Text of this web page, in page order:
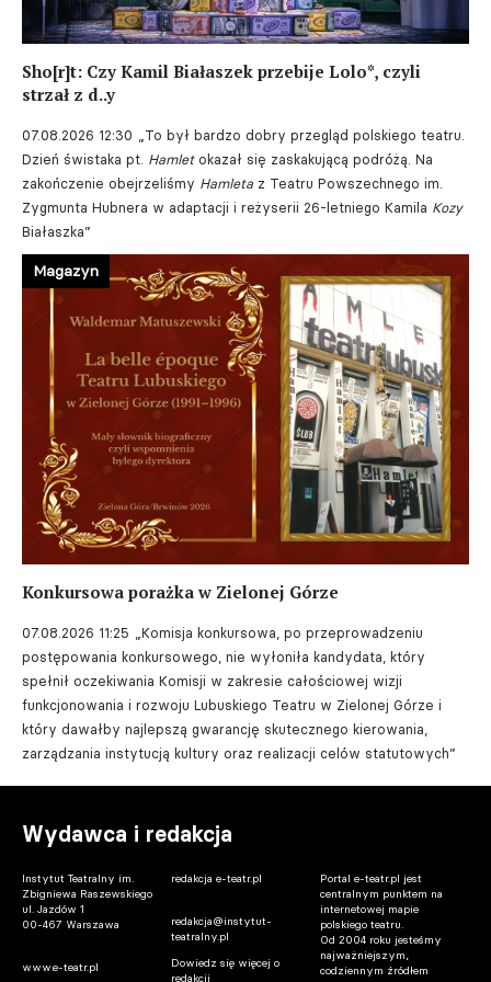
Sho[r]t: Czy Kamil Białaszek przebije Lolo*, czyli
strzał z d..y
07.08.2026 12:30
„To był bardzo dobry przegląd polskiego teatru.
Dzień świstaka pt. Hamletokazał się zaskakującą podróżą. Na
zakończenie obejrzeliśmy Hamleta z Teatru Powszechnego im.
Zygmunta Hubnera w adaptacji i reżyserii 26-letniego Kamila Kozy
Białaszka”
Konkursowa porażka w Zielonej Górze
07.08.2026 11:25
„Komisja konkursowa, po przeprowadzeniu
postępowania konkursowego, nie wyłoniła kandydata, który
spełnił oczekiwania Komisji w zakresie całościowej wizji
funkcjonowania i rozwoju Lubuskiego Teatru w Zielonej Górze i
który dawałby najlepszą gwarancję skutecznego kierowania,
zarządzania instytucją kultury oraz realizacji celów statutowych”
Magazyn
Wydawca i redakcja
Instytut Teatralny im.
Zbigniewa Raszewskiego
ul. Jazdów 1
00-467 Warszawa
www.e-teatr.pl
redakcja e-teatr.pl
redakcja@instytut-
teatralny.pl
Dowiedz się więcej o
redakcji
Portal e-teatr.pl jest
centralnym punktem na
internetowej mapie
polskiego teatru.
Od 2004 roku jesteśmy
najważniejszym,
codziennym źródłem